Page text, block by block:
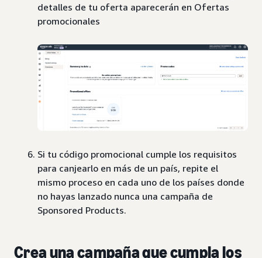
detalles de tu oferta aparecerán en Ofertas
promocionales
Si tu código promocional cumple los requisitos
para canjearlo en más de un país, repite el
mismo proceso en cada uno de los países donde
no hayas lanzado nunca una campaña de
Sponsored Products.
Crea una campaña que cumpla los